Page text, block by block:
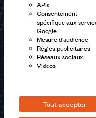
APIs
Consentement
spécifique aux
Google
Mesure d'audience
Régies publicitaires
Réseaux sociaux
Vidéos
Tout accepter
En m'inscrivant à la
lapolitique de